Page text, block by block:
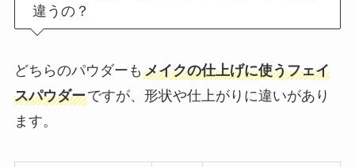
違うの？
どちらのパウダーも メイクの仕上げに使うフェイ
スパウダーですが、形状や仕上がりに違いがあり
ます。